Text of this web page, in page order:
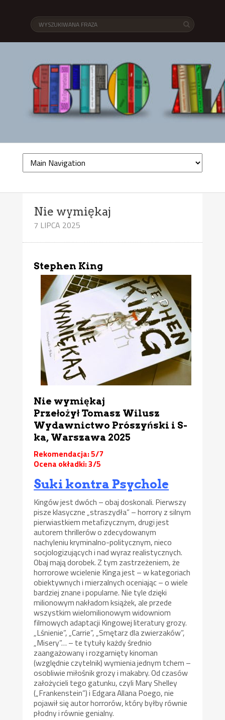
Nie wymiękaj
7 LIPCA 2025
Stephen King
Nie wymiękaj
Przełożył Tomasz Wilusz
Wydawnictwo Prószyński i S-
ka, Warszawa 2025
Rekomendacja: 5/7
Ocena okładki: 3/5
Suki kontra Psychole
Kingów jest dwóch – obaj doskonali. Pierwszy
pisze klasyczne „straszydła” – horrory z silnym
pierwiastkiem metafizycznym, drugi jest
autorem thrillerów o zdecydowanym
nachyleniu kryminalno-politycznym, nieco
socjologizujących i nad wyraz realistycznych.
Obaj mają dorobek. Z tym zastrzeżeniem, że
horrorowe wcielenie Kinga jest – w kategoriach
obiektywnych i mierzalnych oceniając – o wiele
bardziej znane i popularne. Nie tyle dzięki
milionowym nakładom książek, ale przede
wszystkim wielomilionowym widowniom
filmowych adaptacji Kingowej literatury grozy.
„Lśnienie”, „Carrie”, „Smętarz dla zwierzaków”,
„Misery”… – te tytuły każdy średnio
zaangażowany i rozgarnięty kinoman
(względnie czytelnik) wymienia jednym tchem –
osobliwie miłośnik grozy i makabry. Od czasów
założycieli tego gatunku, czyli Mary Shelley
(„Frankenstein”) i Edgara Allana Poego, nie
pojawił się autor horrorów, który byłby równie
płodny i równie genialny.